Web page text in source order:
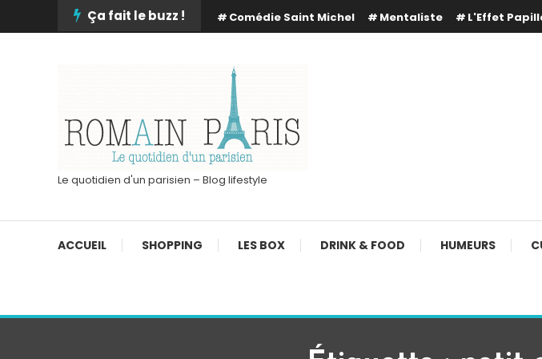
To
Ça fait le buzz ! Comédie Saint Michel Mentaliste L'Effet
Le quotidien d'un parisien – Blog lifestyle
ACCUEIL SHOPPING LES BOX DRINK & FOOD HUMEURS